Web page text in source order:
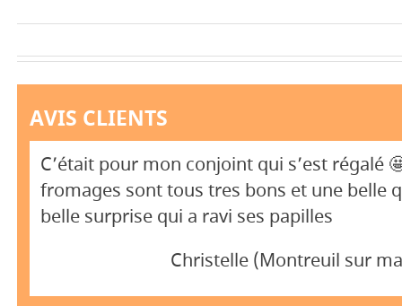
AVIS CLIENTS
C’était pour mon conjoint qui s’est régalé
fromages sont tous tres bons et une belle
belle surprise qui a ravi ses papilles
Christelle (Montreuil sur